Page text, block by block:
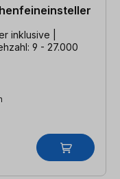
inklusive |
9 - 27.000